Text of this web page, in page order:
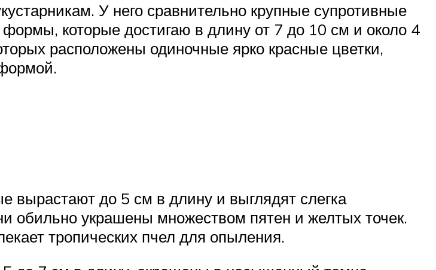
У него сравнительно крупные супротивные
формы, которые достигаю в длину от 7 до 10 см и около 4
расположены одиночные ярко красные цветки,
вырастают до 5 см в длину и выглядят слегка
обильно украшены множеством пятен и желтых точек.
тропических пчел для опыления.